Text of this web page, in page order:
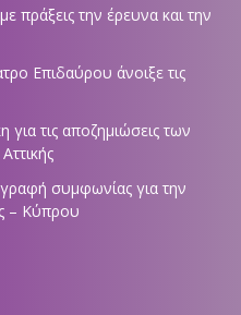
πράξεις την έρευνα και την
Επιδαύρου άνοιξε τις
τις αποζημιώσεις των
συμφωνίας για την
– Κύπρου